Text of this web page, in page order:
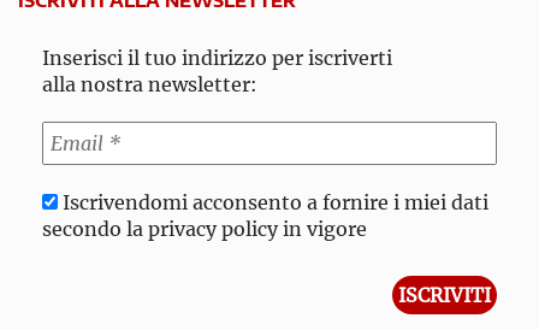
Inserisci il tuo indirizzo per iscriverti
alla nostra newsletter:
Iscrivendomi acconsento a fornire i miei dati
secondo la privacy policy in vigore